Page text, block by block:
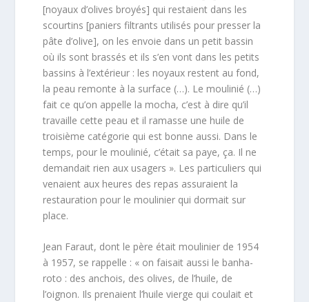
[noyaux d’olives broyés] qui restaient dans les
scourtins [paniers filtrants utilisés pour presser la
pâte d’olive], on les envoie dans un petit bassin
où ils sont brassés et ils s’en vont dans les petits
bassins à l’extérieur : les noyaux restent au fond,
la peau remonte à la surface (…). Le moulinié (…)
fait ce qu’on appelle la mocha, c’est à dire qu’il
travaille cette peau et il ramasse une huile de
troisième catégorie qui est bonne aussi. Dans le
temps, pour le moulinié, c’était sa paye, ça. Il ne
demandait rien aux usagers ». Les particuliers qui
venaient aux heures des repas assuraient la
restauration pour le moulinier qui dormait sur
place.
Jean Faraut, dont le père était moulinier de 1954
à 1957, se rappelle : « on faisait aussi le banha-
roto : des anchois, des olives, de l’huile, de
l’oignon. Ils prenaient l’huile vierge qui coulait et